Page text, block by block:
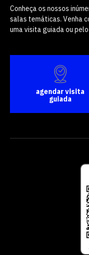
Conheça os nossos
salas temáticas. Venha
uma visita guiada ou pelo
agendar visita
guiada